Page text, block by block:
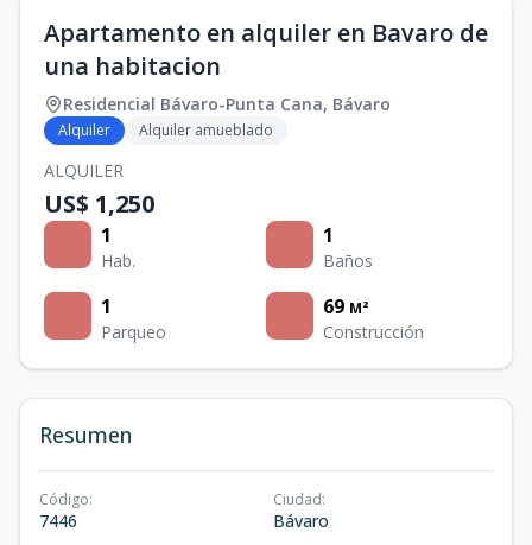
Apartamento en alquiler en Bavaro de
una habitacion
Residencial Bávaro-Punta Cana, Bávaro
Alquiler Alquiler amueblado
ALQUILER
US$ 1,250
1
Hab.
1
Baños
1
Parqueo
69 M²
Construcción
Resumen
Código:
7446
Ciudad:
Bávaro